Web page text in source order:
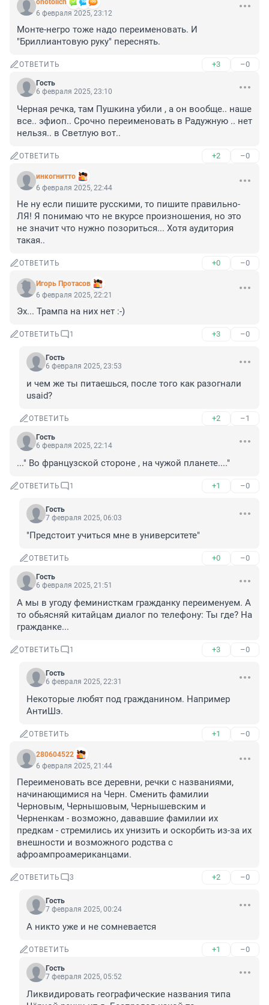
onotolich
6 февраля 2025, 23:12
Монте-негро тоже надо переименовать. И
"Бриллиантовую руку" переснять.
ОТВЕТИТЬ +3 –0
Гость
6 февраля 2025, 23:10
Черная речка, там Пушкина убили , а он вообще.. наше
все.. эфиоп.. Срочно переименовать в Радужную .. нет
нельзя.. в Светлую вот..
ОТВЕТИТЬ +2 –0
инкогнитто
6 февраля 2025, 22:44
Не ну если пишите русскими, то пишите правильно-
ЛЯ! Я понимаю что не вкурсе произношения, но это
не значит что нужно позориться... Хотя аудитория
такая..
ОТВЕТИТЬ +0 –0
Игорь Протасов
6 февраля 2025, 22:21
Эх... Трампа на них нет :-)
ОТВЕТИТЬ 1 +3 –0
Гость
6 февраля 2025, 23:53
и чем же ты питаешься, после того как разогнали
usaid?
ОТВЕТИТЬ +2 –1
Гость
6 февраля 2025, 22:14
..." Во французской стороне , на чужой планете...."
ОТВЕТИТЬ 1 +1 –0
Гость
7 февраля 2025, 06:03
"Предстоит учиться мне в университете"
ОТВЕТИТЬ +0 –0
Гость
6 февраля 2025, 21:51
А мы в угоду феминисткам гражданку переименуем. А
то обьясняй китайцам диалог по телефону: Ты где? На
гражданке...
ОТВЕТИТЬ 1 +3 –0
Гость
6 февраля 2025, 22:31
Некоторые любят под гражданином. Например
АнтиШэ.
ОТВЕТИТЬ +1 –0
280604522
6 февраля 2025, 21:44
Переименовать все деревни, речки с названиями,
начинающимися на Черн. Сменить фамилии
Черновым, Чернышовым, Чернышевским и
Черненкам - возможно, дававшие фамилии их
предкам - стремились их унизить и оскорбить из-за их
внешности и возможного родства с
афроампроамериканцами.
ОТВЕТИТЬ 3 +2 –0
Гость
7 февраля 2025, 00:24
А никто уже и не сомневается
ОТВЕТИТЬ +1 –0
Гость
7 февраля 2025, 05:52
Ликвидировать географические названия типа